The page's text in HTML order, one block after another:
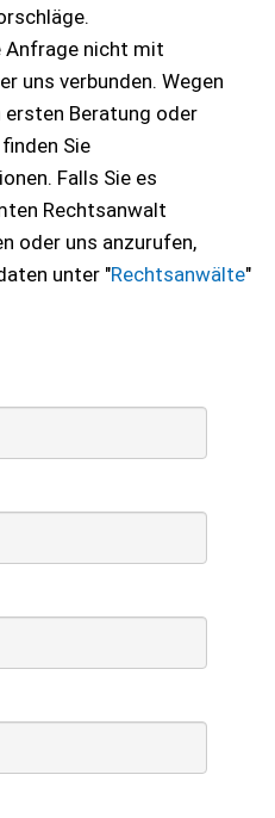
Anfrage nicht mit
uns verbunden. Wegen
Beratung oder
Sie
Falls Sie es
Rechtsanwalt
oder uns anzurufen,
unter "Rechtsanwälte"